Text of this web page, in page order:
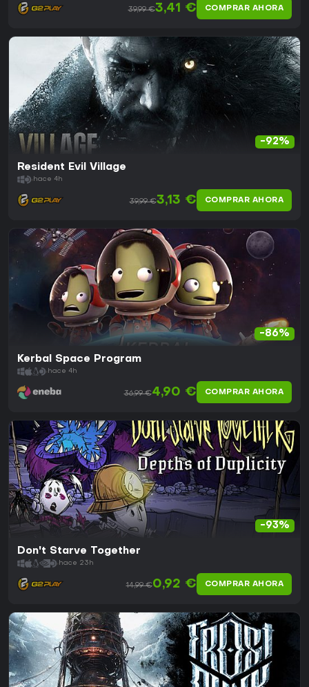
39,99 €3,41 € COMPRAR AHORA
-92%
Resident Evil Village
hace 4h
39,99 €3,13 € COMPRAR AHORA
-86%
Kerbal Space Program
hace 4h
36,99 €4,90 € COMPRAR AHORA
-93%
Don't Starve Together
hace 23h
14,99 €0,92 € COMPRAR AHORA